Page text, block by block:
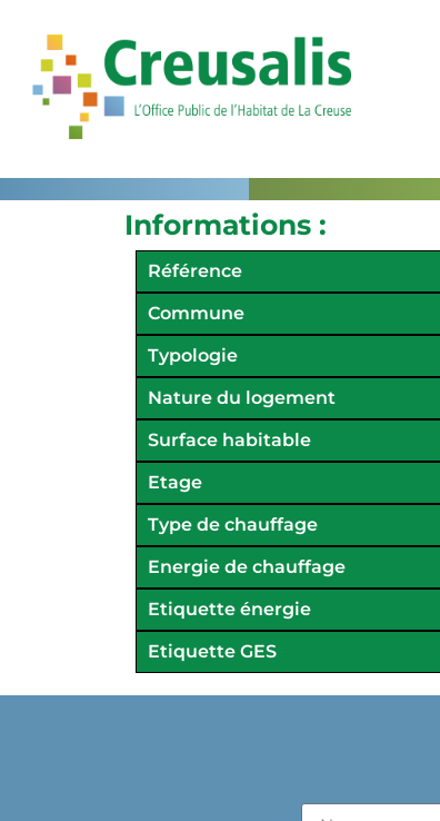
Informations :
Référence
Commune
Typologie
Nature du logement
Surface habitable
Etage
Type de chauffage
Energie de chauffage
Etiquette énergie
Etiquette GES